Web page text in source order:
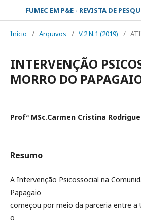
Início / Arquivos / V.2 N.1 (2019) /
INTERVENÇÃO
MORRO DO
Profª MSc.Carmen Cristina
Resumo
A Intervenção Psicossocial na
Papagaio
começou por meio da parceria entre a
o